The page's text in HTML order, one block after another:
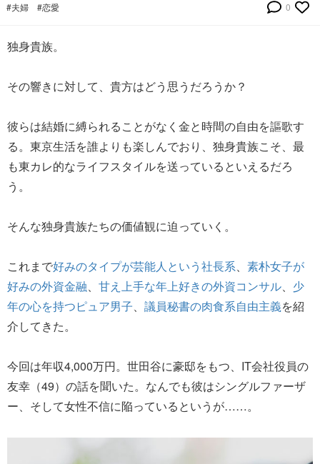
#夫婦 #恋愛 0
独身貴族。
その響きに対して、貴方はどう思うだろうか？
彼らは結婚に縛られることがなく金と時間の自由を謳歌す
る。東京生活を誰よりも楽しんでおり、独身貴族こそ、最
も東カレ的なライフスタイルを送っているといえるだろ
う。
そんな独身貴族たちの価値観に迫っていく。
これまで好みのタイプが芸能人という社長系
素朴女子が
好みの外資金融
甘え上手な年上好きの外資コンサル
少
年の心を持つピュア男子
議員秘書の肉食系自由主義を紹
介してきた。
今回は年収4,000万円。世田谷に豪邸をもつ、IT会社役員の
友幸（49）の話を聞いた。なんでも彼はシングルファーザ
ー、そして女性不信に陥っているというが……。